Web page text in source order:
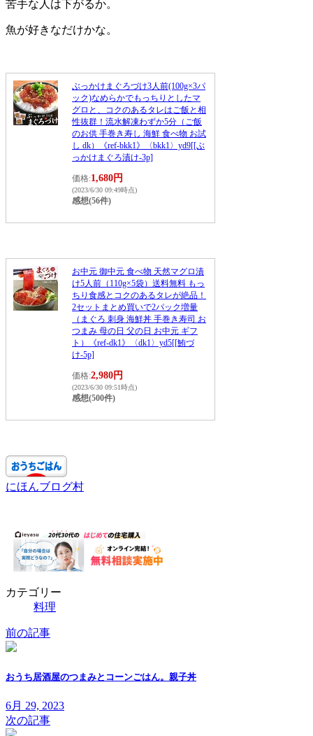
苦手な人は下がるか。
魚が好きなだけかな。
ぶっかけまぐろづけ3人前(100g×3パ
ック)なめらかでもっちりとしたマ
グロと、コクのあるタレはご飯と相
性抜群！流水解凍わずか5分（ご飯
のお供 手巻き寿し 海鮮 食べ物 お試
し dk）《ref-bkk1》〈bkk1〉yd9[[ぶ
っかけまぐろ漬け-3p]
価格:1,680円
(2023/6/30 09:49時点)
感想(56件)
お中元 御中元 食べ物 天然マグロ漬
け5人前（110g×5袋）送料無料 もっ
ちり食感とコクのあるタレが絶品！
2セットまとめ買いで2パック増量
（まぐろ 刺身 海鮮丼 手巻き寿司 お
つまみ 母の日 父の日 お中元 ギフ
ト）《ref-dk1》〈dk1〉yd5[[鮪づ
け-5p]
価格:2,980円
(2023/6/30 09:51時点)
感想(500件)
にほんブログ村
カテゴリー
料理
前の記事
おうち居酒屋のつまみとコーンごはん。親子丼
6月 29, 2023
次の記事